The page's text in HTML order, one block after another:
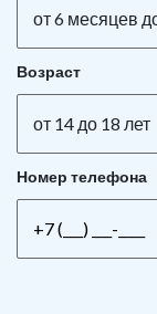
от 6 месяцев
Возраст
от 14 до 18 лет
Номер телефона